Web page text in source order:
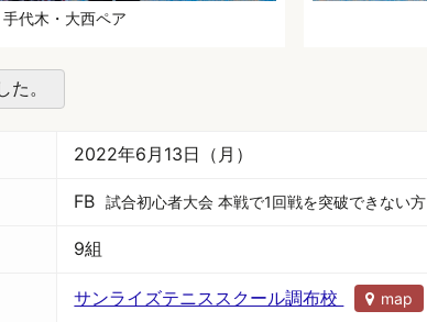
手代木・大西ペア
。
2022年6月13日（月）
FB 試合初心者大会 本戦で1回戦を突破できない方
9組
サンライズテニススクール調布校 map